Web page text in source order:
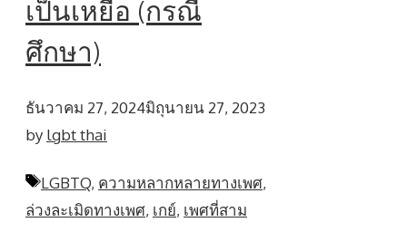
เป็นเหยื่อ (กรณี
ศึกษา)
ธันวาคม 27, 2024มิถุนายน 27, 2023
by lgbt thai
Tags
LGBTQ, ความหลากหลายทางเพศ,
ล่วงละเมิดทางเพศ, เกย์, เพศที่สาม